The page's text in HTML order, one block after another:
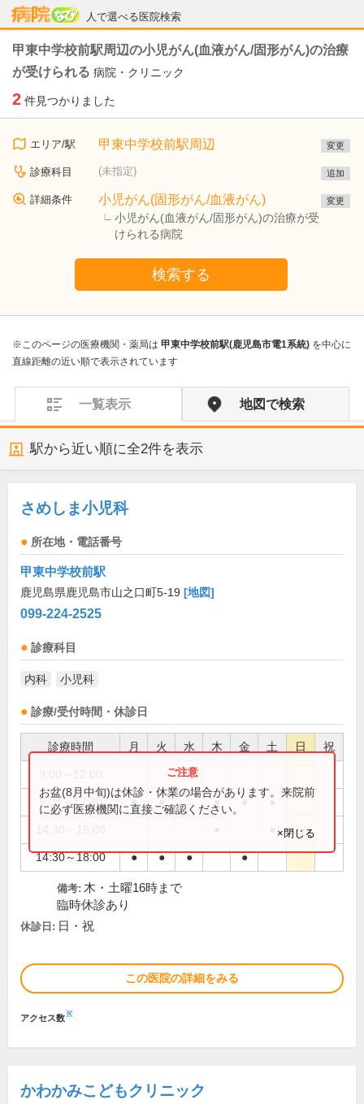
人で選べる医院検索
病院なび
甲東中学校前駅周辺の小児がん(血液がん/固形がん)の治療
が受けられる 病院・クリニック
2 件見つかりました
エリア/駅 甲東中学校前駅周辺 変更
診療科目 (未指定) 追加
詳細条件 小児がん(固形がん/血液がん)
小児がん(血液がん/固形がん)の治療が受
けられる病院
変更
検索する
※このページの医療機関・薬局は 甲東中学校前駅(鹿児島市電1系統) を中心に
直線距離の近い順で表示されています
一覧表示 地図で検索
駅から近い順に全2件を表示
さめしま小児科
所在地・電話番号
甲東中学校前駅
鹿児島県鹿児島市山之口町5-19 [地図]
099-224-2525
診療科目
内科 小児科
診療/受付時間・休診日
診療時間 月 火 水 木 金 土 日 祝
●
9:00～12:30 ● ● ● ● ●
14:30～18:00 ● ● ● ●
お盆(8月中旬)は休診・休業の場合があります。来院前
に必ず医療機関に直接ご確認ください。
×閉じる
備考: 木・土曜16時まで
臨時休診あり
休診日: 日・祝
この医院の詳細をみる
アクセス数※
かわかみこどもクリニック